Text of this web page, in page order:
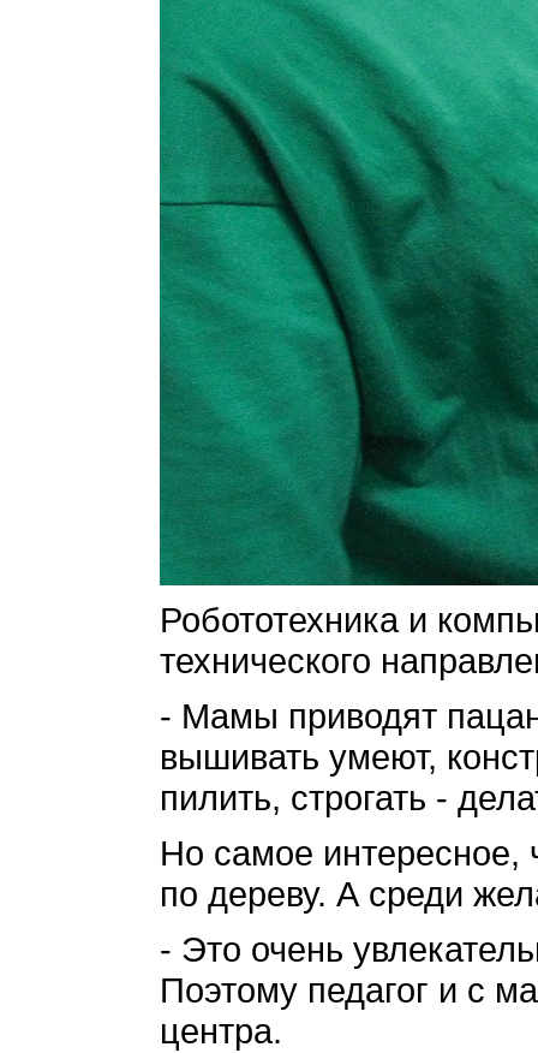
Робототехника и
технического
- Мамы приводят
вышивать умеют,
пилить, строгать -
Но самое интересное,
по дереву. А среди
- Это очень
Поэтому педагог и с
центра.